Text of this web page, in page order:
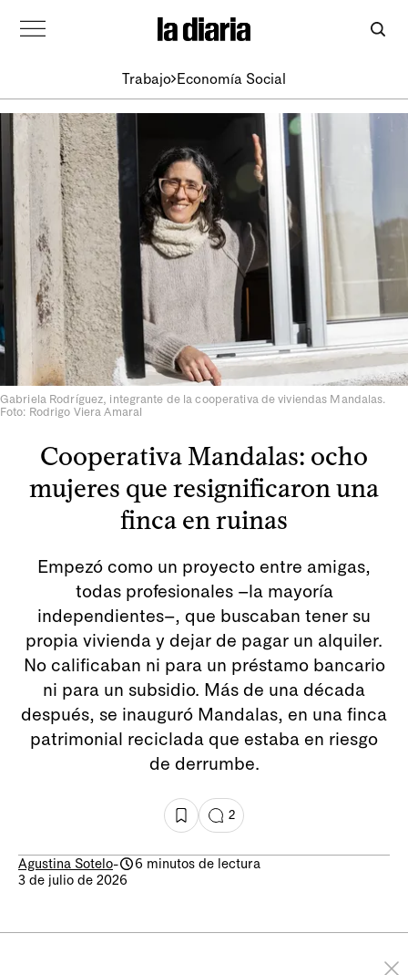
Trabajo Economía Social
Gabriela Rodríguez, integrante de la cooperativa de viviendas Mandalas.
Foto: Rodrigo Viera Amaral
Cooperativa Mandalas: ocho
mujeres que resignificaron una
finca en ruinas
Empezó como un proyecto entre amigas,
todas profesionales –la mayoría
independientes–, que buscaban tener su
propia vivienda y dejar de pagar un alquiler.
No calificaban ni para un préstamo bancario
ni para un subsidio. Más de una década
después, se inauguró Mandalas, en una finca
patrimonial reciclada que estaba en riesgo
de derrumbe.
2
Agustina Sotelo-
6 minutos de lectura
3 de julio de 2026